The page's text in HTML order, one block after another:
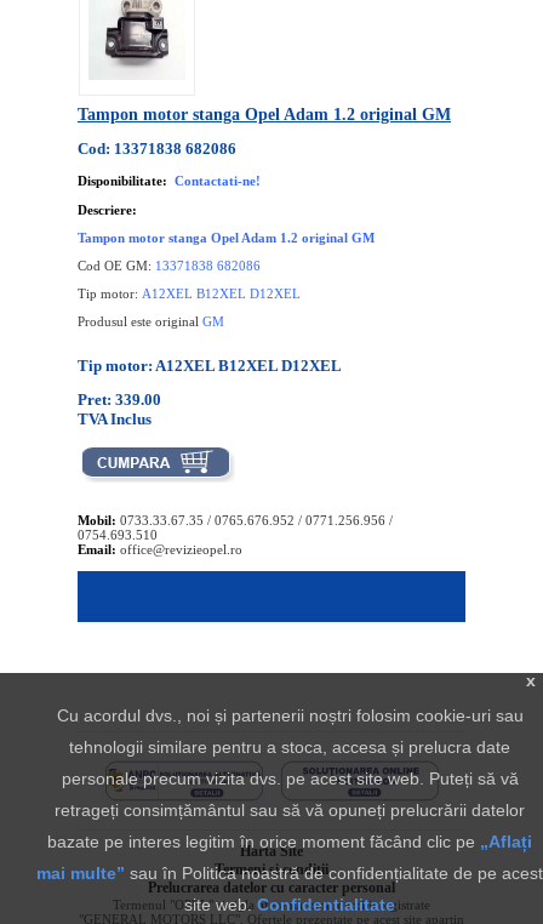
Tampon motor stanga Opel Adam 1.2 original GM
Cod: 13371838 682086
Disponibilitate: Contactati-ne!
Descriere:
Tampon motor stanga Opel Adam 1.2 original GM
Cod OE GM: 13371838 682086
Tip motor: A12XEL B12XEL D12XEL
Produsul este original GM
Tip motor: A12XEL B12XEL D12XEL
Pret: 339.00
TVA Inclus
Mobil: 0733.33.67.35 / 0765.676.952 / 0771.256.956 /
0754.693.510
Email: office@revizieopel.ro
Harta Site
Termeni si conditii
Prelucrarea datelor cu caracter personal
Termenul "OPEL" si sigla aferenta sunt marci inregistrate
"GENERAL MOTORS LLC". Ofertele prezentate pe acest site apartin
x
Cu acordul dvs., noi și partenerii noștri folosim cookie-uri sau
tehnologii similare pentru a stoca, accesa și prelucra date
personale precum vizita dvs. pe acest site web. Puteți să vă
retrageți consimțământul sau să vă opuneți prelucrării datelor
bazate pe interes legitim în orice moment făcând clic pe „Aflați
mai multe” sau în Politica noastră de confidențialitate de pe acest
site web.Confidentialitate